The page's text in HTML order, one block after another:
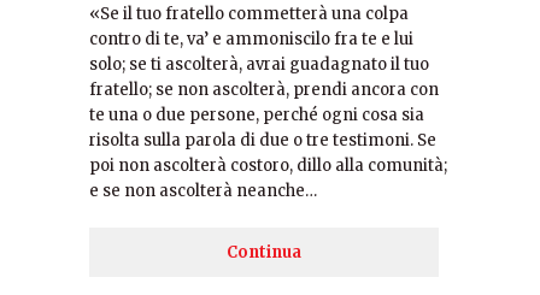
«Se il tuo fratello commetterà una colpa
contro di te, va’ e ammoniscilo fra te e lui
solo; se ti ascolterà, avrai guadagnato il tuo
fratello; se non ascolterà, prendi ancora con
te una o due persone, perché ogni cosa sia
risolta sulla parola di due o tre testimoni. Se
poi non ascolterà costoro, dillo alla comunità;
e se non ascolterà neanche…
Continua